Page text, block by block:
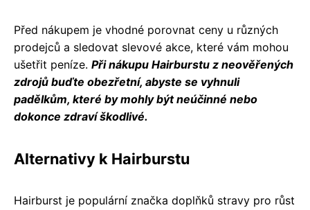
Před nákupem je vhodné porovnat ceny u různých
prodejců a sledovat slevové akce, které vám mohou
ušetřit peníze. Při nákupu Hairburstu z neověřených
zdrojů buďte obezřetní, abyste se vyhnuli
padělkům, které by mohly být neúčinné nebo
dokonce zdraví škodlivé.
Alternativy k Hairburstu
Hairburst je populární značka doplňků stravy pro růst